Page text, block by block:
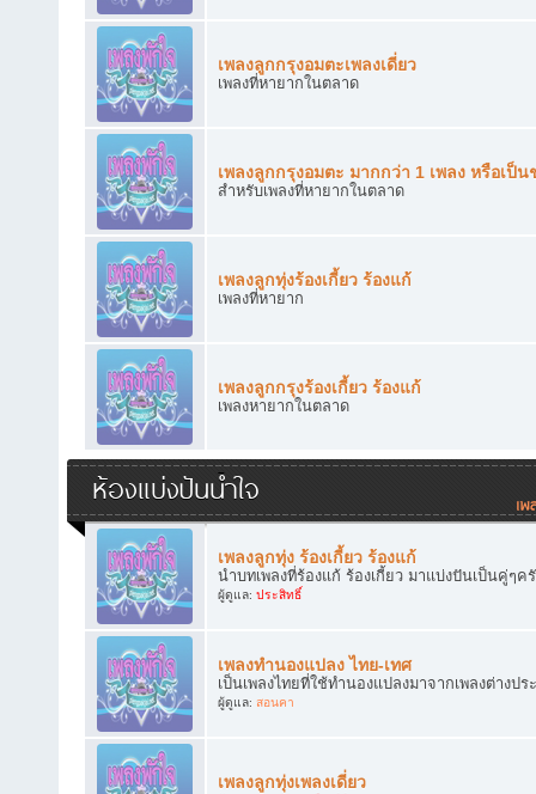
เพลงลูกกรุงอมตะเพลงเดี่ยว
เพลงที่หายากในตลาด
เพลงลูกกรุงอมตะ มากกว่า 1 เพลง หรือเป็น
สำหรับเพลงที่หายากในตลาด
เพลงลูกทุ่งร้องเกี้ยว ร้องแก้
เพลงที่หายาก
เพลงลูกกรุงร้องเกี้ยว ร้องแก้
เพลงหายากในตลาด
ห้องแบ่งปันน้ำใจ
เพลงลูกทุ่ง ร้องเกี้ยว ร้องแก้
นำบทเพลงที่ร้องแก้ ร้องเกี้ยว มาแบ่งปันเป็นคู่ๆค
ผู้ดูแล: ประสิทธิ์
เพลงทำนองแปลง ไทย-เทศ
เป็นเพลงไทยที่ใช้ทำนองแปลงมาจากเพลงต่างป
ผู้ดูแล: สอนคา
เพลงลูกทุ่งเพลงเดี่ยว